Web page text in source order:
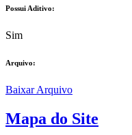
Possui Aditivo:​
Sim
Arquivo:
Baixar Arquivo
Mapa do Site